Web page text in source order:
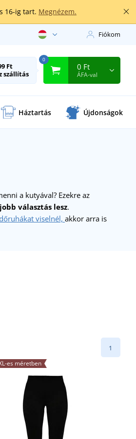
16-ig tart. Megnézem.
Fiókom
Ft
szállítás
0
0 Ft
ÁFA-val
Háztartás Újdonságok
a kutyával? Ezekre az
választás lesz.
viselnél, akkor arra is
1
es méretben